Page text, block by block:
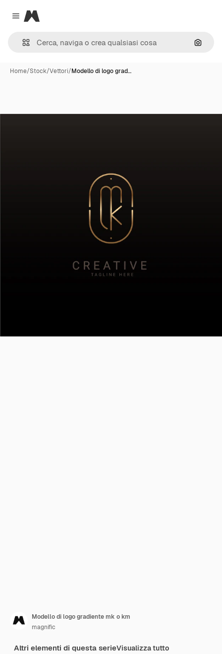
Close menu
Magnific
Cerca
Home/Stock/Vettori/Modello di logo grad…
Modello di logo gradiente mk o km
magnific
Altri elementi di questa serieVisualizza tutto